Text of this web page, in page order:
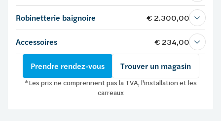
Robinetterie baignoire € 2.300,00
Accessoires € 234,00
Prendre rendez-vous Trouver un magasin
*Les prix ne comprennent pas la TVA, l'installation et les
carreaux